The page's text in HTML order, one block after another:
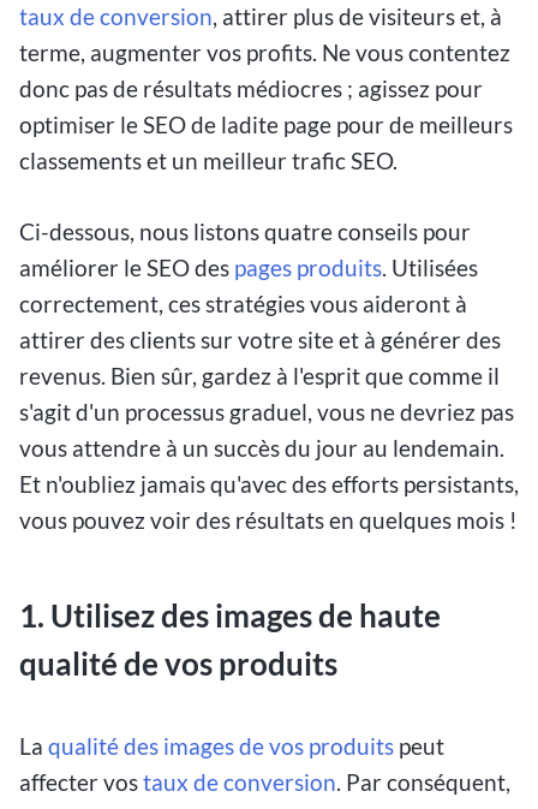
taux de conversion, attirer plus de visiteurs et, à
terme, augmenter vos profits. Ne vous contentez
donc pas de résultats médiocres ; agissez pour
optimiser le SEO de ladite page pour de meilleurs
classements et un meilleur trafic SEO.
Ci-dessous, nous listons quatre conseils pour
améliorer le SEO des pages produits . Utilisées
correctement, ces stratégies vous aideront à
attirer des clients sur votre site et à générer des
revenus. Bien sûr, gardez à l'esprit que comme il
s'agit d'un processus graduel, vous ne devriez pas
vous attendre à un succès du jour au lendemain.
Et n'oubliez jamais qu'avec des efforts persistants,
vous pouvez voir des résultats en quelques mois !
1. Utilisez des images de haute
qualité de vos produits
La qualité des images de vos produits peut
affecter vostaux de conversion. Par conséquent,